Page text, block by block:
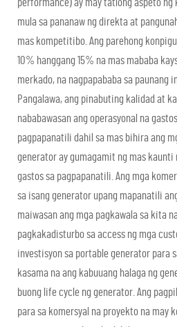
mula sa pananaw ng direkta at
mas kompetitibo. Ang parehong
10% hanggang 15% na mas mababa
merkado, na nagpapababa sa paunang
Pangalawa, ang pinabuting kalidad at
nababawasan ang operasyonal na
pagpapanatili dahil sa mas bihira ang
generator ay gumagamit ng mas kaunti
gastos sa pagpapanatili. Ang mga
sa isang generator upang mapanatili
maiwasan ang mga pagkawala sa kita
pagkakadisturbo sa access ng mga
investisyon sa portable generator para
kasama na ang kabuuang halaga ng
buong life cycle ng generator. Ang
para sa komersyal na proyekto na may